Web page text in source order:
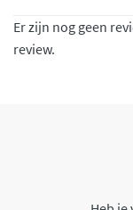
Er zijn nog geen
review.